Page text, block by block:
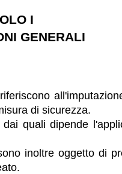
I
GENERALI
di sicurezza.
quali dipende
inoltre oggetto di